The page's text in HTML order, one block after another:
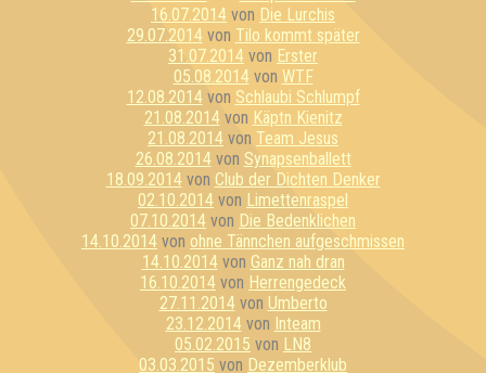
16.07.2014 von Die Lurchis
29.07.2014von Tilo kommt später
31.07.2014 von Erster
05.08.2014von WTF
12.08.2014von Schlaubi Schlumpf
21.08.2014von Käptn Kienitz
21.08.2014 von Team Jesus
26.08.2014von Synapsenballett
18.09.2014von Club der Dichten Denker
02.10.2014 von Limettenraspel
07.10.2014 von Die Bedenklichen
14.10.2014 von ohne Tännchen aufgeschmissen
14.10.2014von Ganz nah dran
16.10.2014 von Herrengedeck
27.11.2014von Umberto
23.12.2014von Inteam
05.02.2015 von LN8
03.03.2015 von Dezemberklub